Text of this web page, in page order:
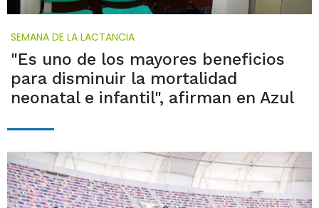
SEMANA DE LA LACTANCIA
"Es uno de los mayores beneficios
para disminuir la mortalidad
neonatal e infantil", afirman en Azul